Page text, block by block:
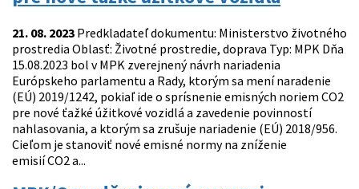
21. 08. 2023 Predkladateľ dokumentu: Ministerstvo životného
prostredia Oblasť: Životné prostredie, doprava Typ: MPK Dňa
15.08.2023 bol v MPK zverejnený návrh nariadenia
Európskeho parlamentu a Rady, ktorým sa mení naradenie
(EÚ) 2019/1242, pokiaľ ide o sprísnenie emisných noriem CO2
pre nové ťažké úžitkové vozidlá a zavedenie povinností
nahlasovania, a ktorým sa zrušuje nariadenie (EÚ) 2018/956.
Cieľom je stanoviť nové emisné normy na zníženie
emisií CO2 a...